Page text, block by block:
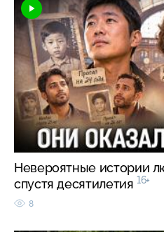
Невероятные истории
спустя десятилетия 16+
8